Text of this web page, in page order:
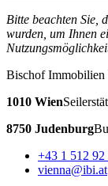
Bitte beachten Sie,
wurden, um Ihnen
Bischof Immobilien
1010 Wien
8750 Judenburg
+43 1 512 92
vienna@ibi.at